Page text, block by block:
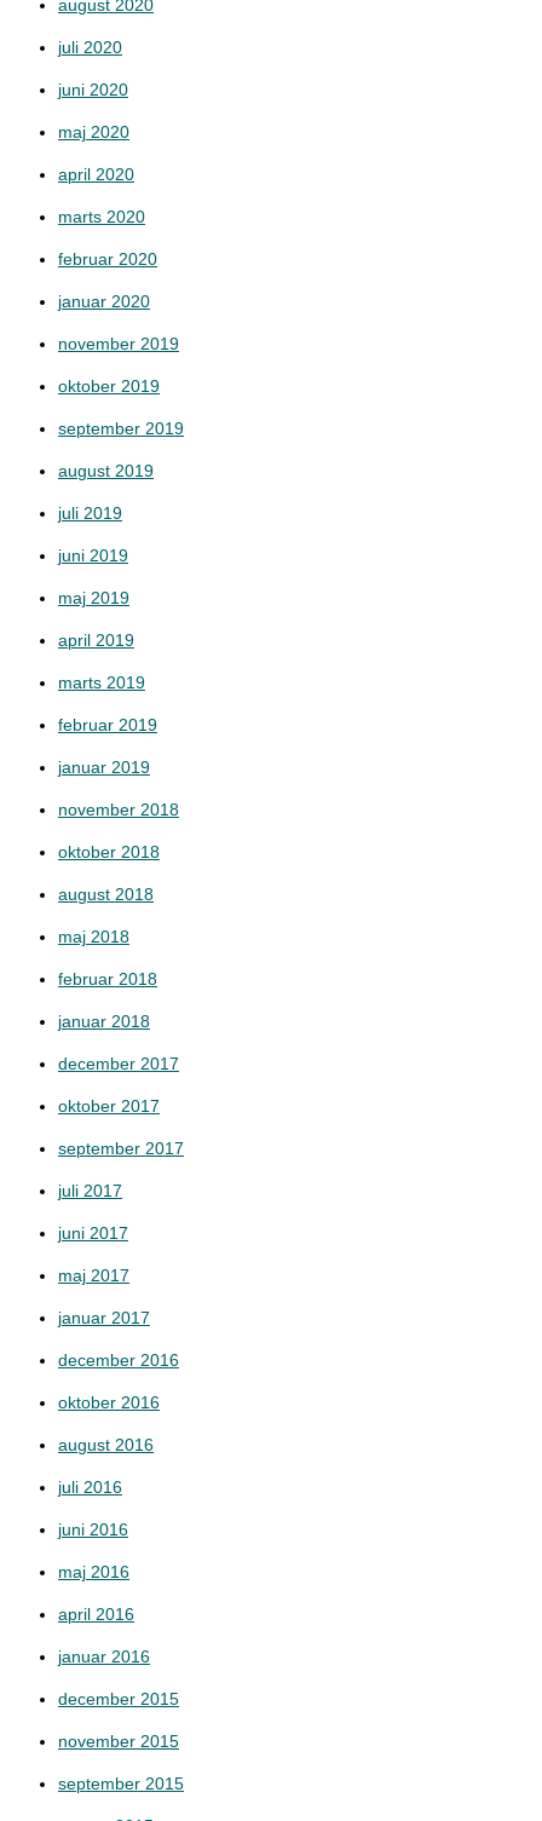
august 2020
juli 2020
juni 2020
maj 2020
april 2020
marts 2020
februar 2020
januar 2020
november 2019
oktober 2019
september 2019
august 2019
juli 2019
juni 2019
maj 2019
april 2019
marts 2019
februar 2019
januar 2019
november 2018
oktober 2018
august 2018
maj 2018
februar 2018
januar 2018
december 2017
oktober 2017
september 2017
juli 2017
juni 2017
maj 2017
januar 2017
december 2016
oktober 2016
august 2016
juli 2016
juni 2016
maj 2016
april 2016
januar 2016
december 2015
november 2015
september 2015